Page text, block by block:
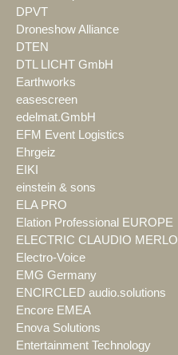
DPVT
Droneshow Alliance
DTEN
DTL LICHT GmbH
Earthworks
easescreen
edelmat.GmbH
EFM Event Logistics
Ehrgeiz
EIKI
einstein & sons
ELA PRO
Elation Professional EUROPE
ELECTRIC CLAUDIO MERLO
Electro-Voice
EMG Germany
ENCIRCLED audio.solutions
Encore EMEA
Enova Solutions
Entertainment Technology